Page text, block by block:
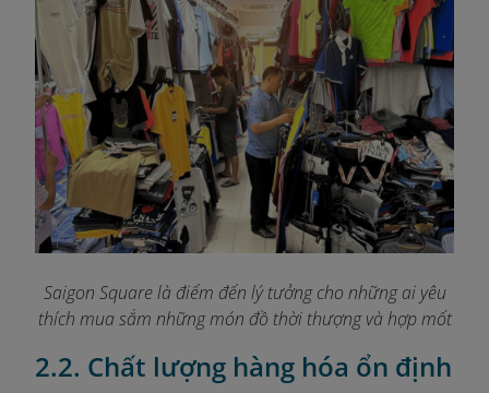
Saigon Square là điểm đến lý tưởng cho những ai yêu
thích mua sắm những món đồ thời thượng và hợp mốt
2.2. Chất lượng hàng hóa ổn định